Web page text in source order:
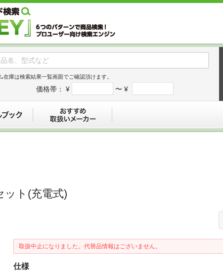
庫は検索結果一覧画面でご確認頂けます。
価格帯： ¥ 〜 ¥
ット(充電式)
取扱中止になりました。代替品情報はございません。
仕様